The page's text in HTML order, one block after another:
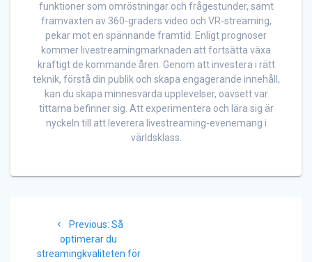
funktioner som omröstningar och frågestunder, samt
framväxten av 360-graders video och VR-streaming,
pekar mot en spännande framtid. Enligt prognoser
kommer livestreamingmarknaden att fortsätta växa
kraftigt de kommande åren. Genom att investera i rätt
teknik, förstå din publik och skapa engagerande innehåll,
kan du skapa minnesvärda upplevelser, oavsett var
tittarna befinner sig. Att experimentera och lära sig är
nyckeln till att leverera livestreaming-evenemang i
världsklass.
Inläggsnavigering
Previous: Previous
post:
Så
optimerar du
streamingkvaliteten för